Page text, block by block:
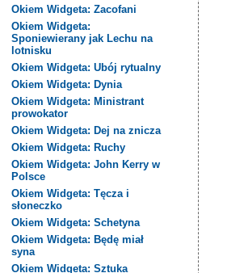
Okiem Widgeta: Zacofani
Okiem Widgeta:
Sponiewierany jak Lechu na
lotnisku
Okiem Widgeta: Ubój rytualny
Okiem Widgeta: Dynia
Okiem Widgeta: Ministrant
prowokator
Okiem Widgeta: Dej na znicza
Okiem Widgeta: Ruchy
Okiem Widgeta: John Kerry w
Polsce
Okiem Widgeta: Tęcza i
słoneczko
Okiem Widgeta: Schetyna
Okiem Widgeta: Będę miał
syna
Okiem Widgeta: Sztuka